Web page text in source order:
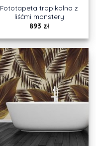
Fototapeta tropikalna z
liśćmi monstery
893 zł